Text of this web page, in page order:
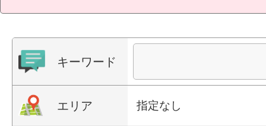
キーワード
エリア 指定なし